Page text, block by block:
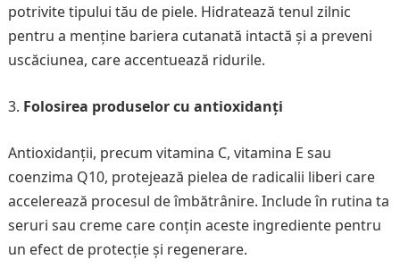
potrivite tipului tău de piele. Hidratează tenul zilnic
pentru a menține bariera cutanată intactă și a preveni
uscăciunea, care accentuează ridurile.
Folosirea produselor cu antioxidanți
Antioxidanții, precum vitamina C, vitamina E sau
coenzima Q10, protejează pielea de radicalii liberi care
accelerează procesul de îmbătrânire. Include în rutina ta
seruri sau creme care conțin aceste ingrediente pentru
un efect de protecție și regenerare.